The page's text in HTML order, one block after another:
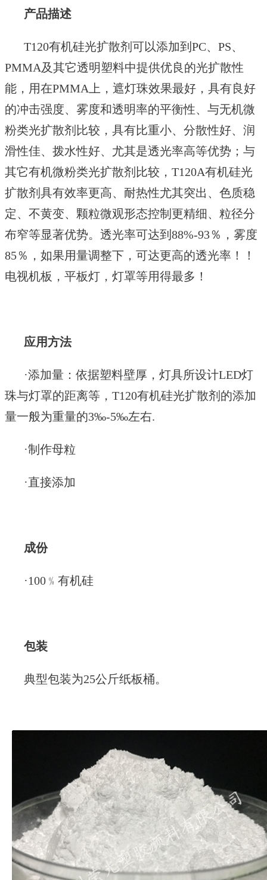
产品描述
T120有机硅光扩散剂可以添加到 PC、PS、
PMMA及其它透明塑料中提供优良的光扩散性
能，用在PMMA上，遮灯珠效果最好，具有良好
的冲击强度、雾度和透明率的平衡性、与无机微
粉类光扩散剂比较，具有比重小、分散性好、润
滑性佳、拨水性好、尤其是透光率高等优势；与
其它有机微粉类光扩散剂比较，T120A有机硅光
扩散剂具有效率更高、耐热性尤其突出、色质稳
定、不黄变、颗粒微观形态控制更精细、粒径分
布窄等显著优势。透光率可达到 88%-93％，雾度
85％，如果用量调整下，可达更高的透光率！！
电视机板，平板灯，灯罩等用得最多！
应用方法
·添加量：依据塑料壁厚，灯具所设计LED灯
珠与灯罩的距离等，T120有机硅光扩散剂的添加
量一般为重量的3‰-5‰左右.
·制作母粒
·直接添加
成份
·100﹪有机硅
包装
典型包装为25公斤纸板桶。